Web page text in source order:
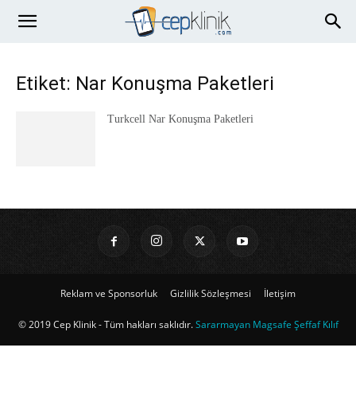
Etiket: Nar Konuşma Paketleri
Turkcell Nar Konuşma Paketleri
Reklam ve Sponsorluk Gizlilik Sözleşmesi İletişim
© 2019 Cep Klinik - Tüm hakları saklıdır.Sararmayan Magsafe Şeffaf Kılıf